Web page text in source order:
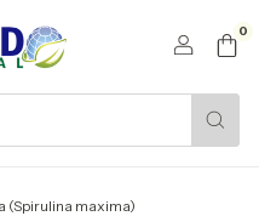
0
(Spirulina maxima)